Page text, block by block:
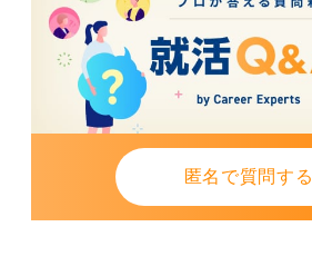
匿名で質問する